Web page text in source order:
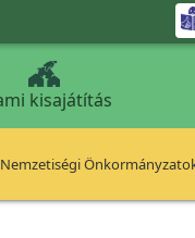
kisajátítás
Nemzetiségi